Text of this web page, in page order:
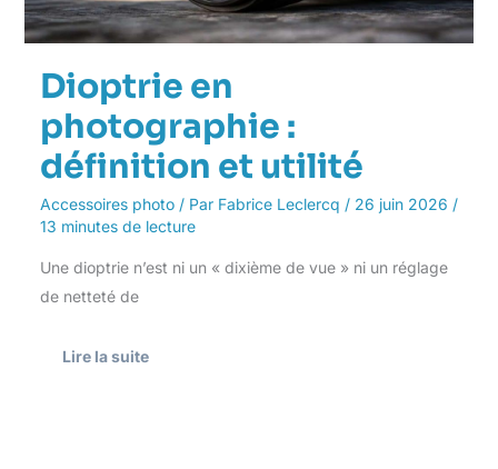
Dioptrie en
photographie :
définition et utilité
Accessoires photo/ Par Fabrice Leclercq / 26 juin 2026 /
13 minutes de lecture
Une dioptrie n’est ni un « dixième de vue » ni un réglage
de netteté de
Lire la suite